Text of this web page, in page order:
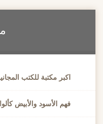
اكبر مكتبة للكتب
فهم الأسود والأبيض